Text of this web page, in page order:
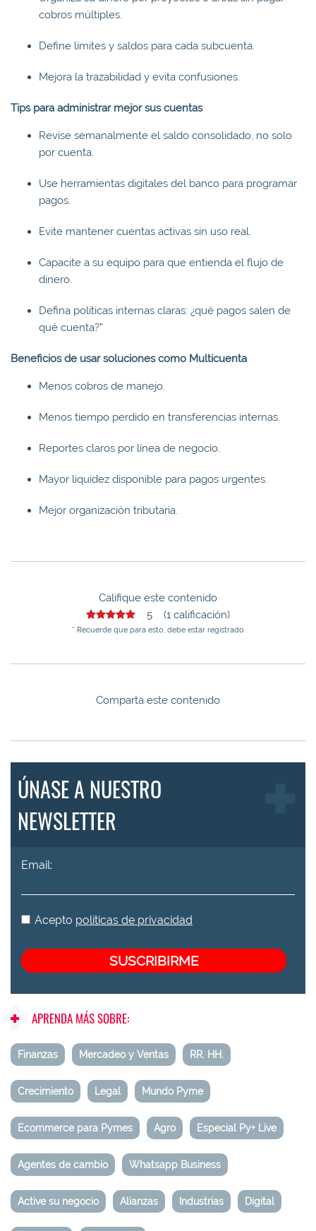
cobros múltiples.
Define límites y saldos para cada subcuenta.
Mejora la trazabilidad y evita confusiones.
Tips para administrar mejor sus cuentas
Revise semanalmente el saldo consolidado, no solo
por cuenta.
Use herramientas digitales del banco para programar
pagos.
Evite mantener cuentas activas sin uso real.
Capacite a su equipo para que entienda el flujo de
dinero.
Defina políticas internas claras: ¿qué pagos salen de
qué cuenta?”
Beneficios de usar soluciones como Multicuenta
Menos cobros de manejo.
Menos tiempo perdido en transferencias internas.
Reportes claros por línea de negocio.
Mayor liquidez disponible para pagos urgentes.
Mejor organización tributaria.
Califique este contenido
5 (1 calificación)
* Recuerde que para esto, debe estar registrado
Comparta este contenido
ÚNASE A NUESTRO
NEWSLETTER
Email:
Acepto políticas de privacidad
APRENDA MÁS SOBRE:
Finanzas Mercadeo y Ventas RR. HH.
Crecimiento Legal Mundo Pyme
Ecommerce para Pymes Agro Especial Py+ Live
Agentes de cambio Whatsapp Business
Active su negocio Alianzas Industrias Digital